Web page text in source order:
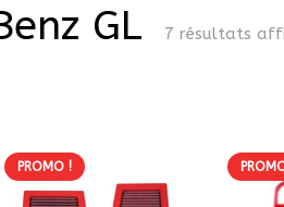
GL 7 résultats
PROMO !